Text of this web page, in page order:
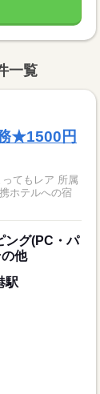
一覧
★1500円
てもレア 所属
ホテルへの宿
ング(PC・パ
他
駅